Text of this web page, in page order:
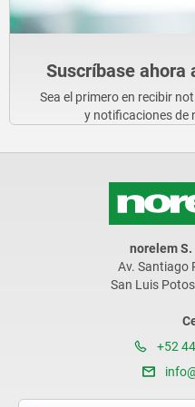
Suscríbase ahora
Sea el primero en recibir
y notificaciones de
norelem S.
Av. Santiago
San Luis
+52